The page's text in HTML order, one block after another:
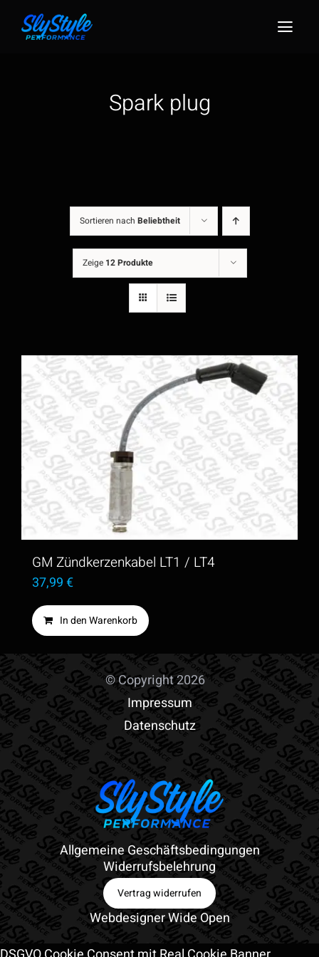
Inhalt
Spark plug
Sortieren nach Beliebtheit
Zeige 12 Produkte
GM Zündkerzenkabel LT1 / LT4
37,99€
In den Warenkorb
© Copyright 2026
Impressum
Datenschutz
Allgemeine Geschäftsbedingungen
Widerrufsbelehrung
Vertrag widerrufen
Webdesigner Wide Open